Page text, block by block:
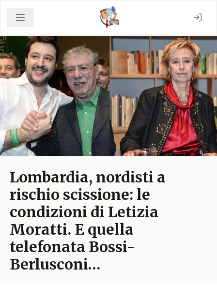
Lombardia, nordisti a
rischio scissione: le
condizioni di Letizia
Moratti. E quella
telefonata Bossi-
Berlusconi…